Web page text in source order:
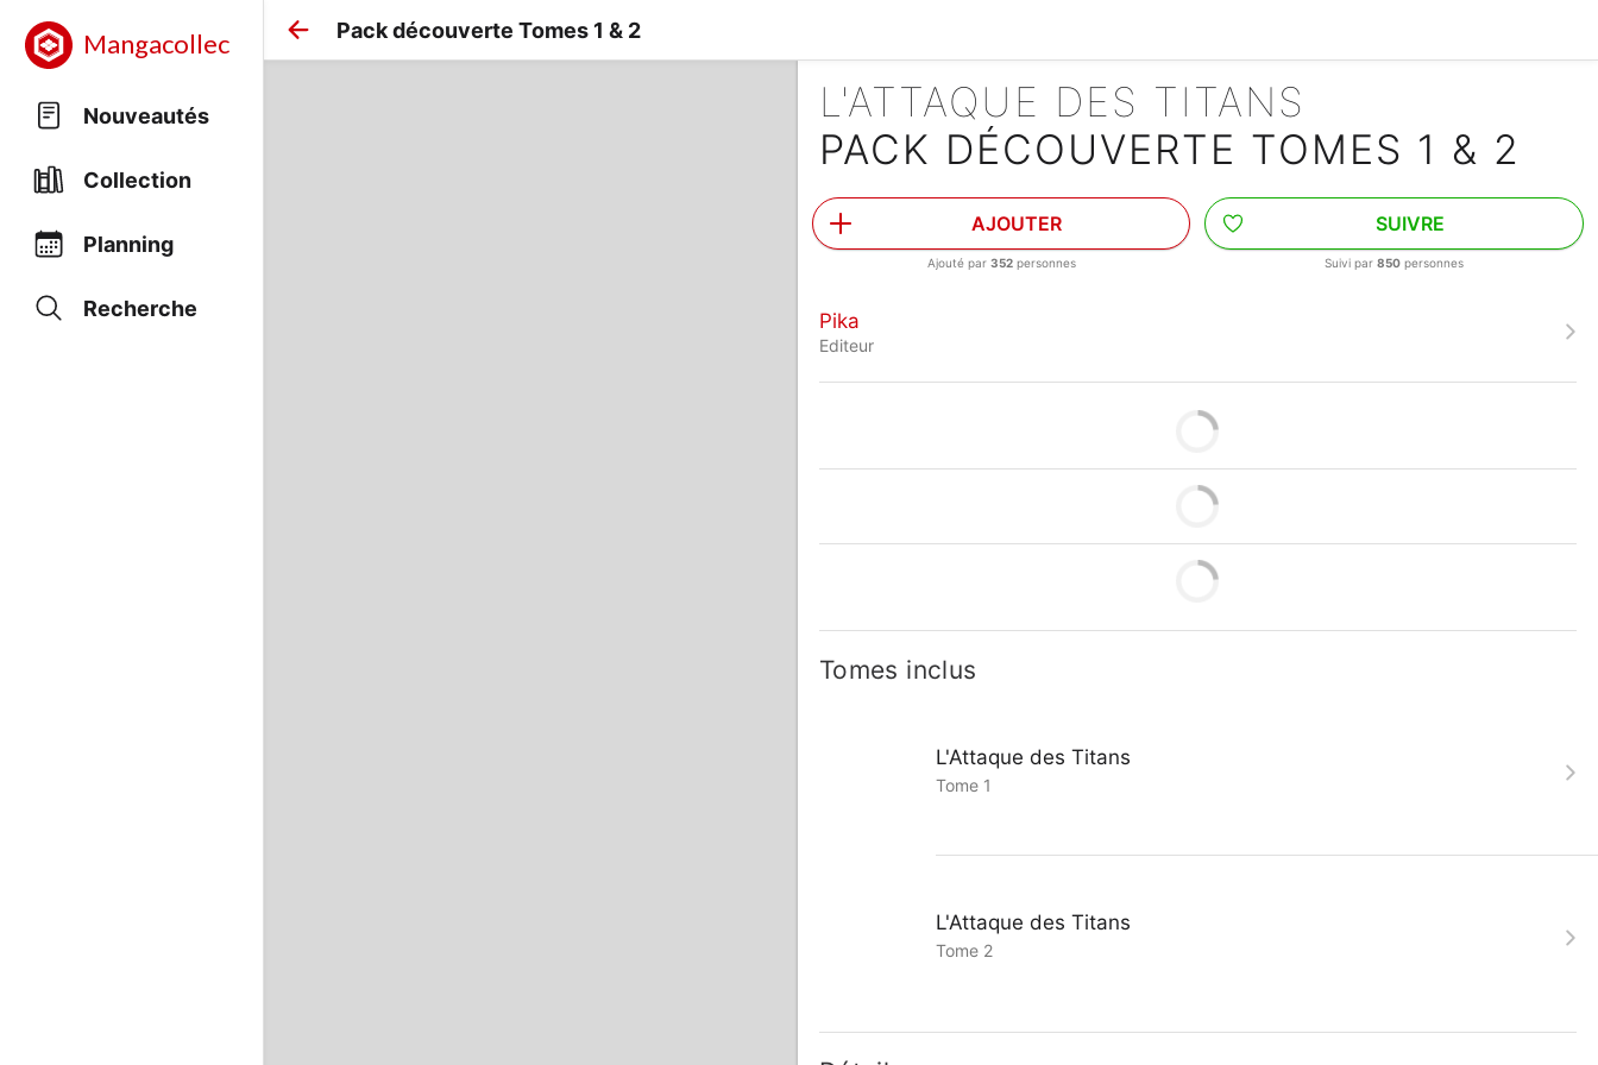
Mangacollec
Nouveautés
Collection
Planning
Recherche
Pack découverte Tomes 1 & 2
L'ATTAQUE DES TITANS
PACK DÉCOUVERTE TOMES 1 & 2
AJOUTER
Ajouté par 352personnes
SUIVRE
Suivi par850 personnes
Pika
Editeur
Tomes inclus
L'Attaque des Titans
Tome 1
L'Attaque des Titans
Tome 2